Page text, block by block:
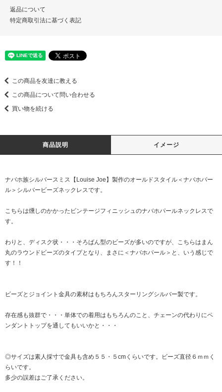
返品について
特定商取引法に基づく表記
この商品を友達に教える
この商品について問い合わせる
買い物を続ける
商品説明 イメージ
ナバホ族シルバースミス【Louise Joe】製作のオールドスタイル＜ナバホパー
ル＞シルバービーズネックレスです。
こちらは燻しのかかったビンテージフィニッシュのナバホパールネックレスで
す。
わりと、ディスク状・・・そろばん型のビーズが多いのですが、こちらはまん
丸のラウンドビーズのタイプとなり、まさに＜ナバホパール＞と、いう感じで
す！！
ビーズとジョイント金具の素材はもちろんスターリングシルバー製です。
存在感も抜群で・・・単体での着用はもちろんのこと、チェーンの代わりにペ
ンダントトップを通してもいいかと・・・
◎サイズは素人採寸で金具も含め５５・５cmくらいです。ビーズ直径６ｍｍく
らいです。
多少の誤差はご了承ください。